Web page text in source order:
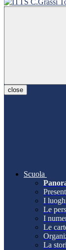
close
Scuola
I
Le
I
Le
La